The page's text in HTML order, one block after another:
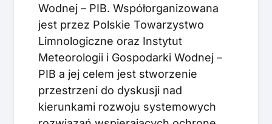
Wodnej – PIB. Współorganizowana
jest przez Polskie Towarzystwo
Limnologiczne oraz Instytut
Meteorologii i Gospodarki Wodnej –
PIB a jej celem jest stworzenie
przestrzeni do dyskusji nad
kierunkami rozwoju systemowych